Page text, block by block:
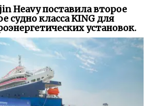
Heavy поставила второе
судно класса KING для
установок.